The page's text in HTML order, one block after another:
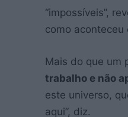
“impossíveis”,
como
Mais do que um
trabalho e não
este universo,
aqui”, diz.